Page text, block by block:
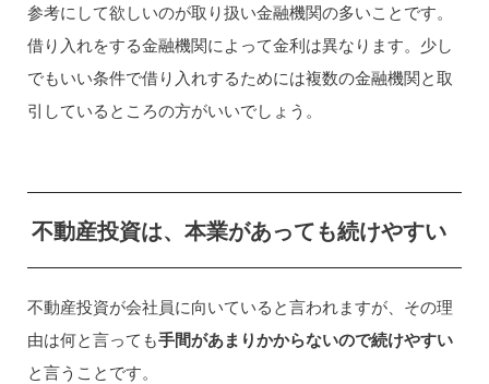
参考にして欲しいのが取り扱い金融機関の多いことです。
借り入れをする金融機関によって金利は異なります。少し
でもいい条件で借り入れするためには複数の金融機関と取
引しているところの方がいいでしょう。
不動産投資は、本業があっても続けやすい
不動産投資が会社員に向いていると言われますが、その理
由は何と言っても手間があまりかからないので続けやすい
と言うことです。